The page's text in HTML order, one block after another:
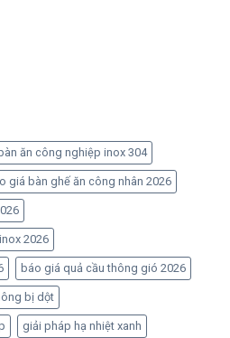
bàn ăn công nghiệp inox 304
giá bàn ghế ăn công nhân 2026
2026
báo giá quả cầu thông gió 2026
bị dột
giải pháp hạ nhiệt xanh